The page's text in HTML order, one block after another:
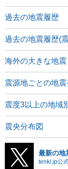
過去の地震履歴
過去の地震履歴(
海外の大きな地震
震源地ごとの地
震度3以上の地域
震央分布図
最新の地
tenki.jp公